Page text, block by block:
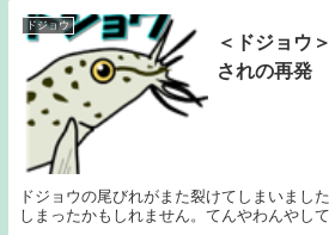
ドジョウ
＜ドジョウ
されの再発
ドジョウの尾びれがまた裂けてしまいまし
しまったかもしれません。てんやわんやして